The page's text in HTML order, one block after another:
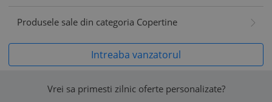
Produsele sale din categoria Copertine
Intreaba vanzatorul
Vrei sa primesti zilnic oferte personalizate?